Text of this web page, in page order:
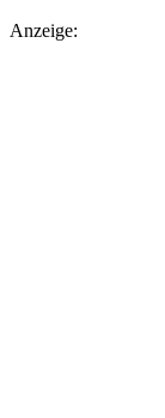
Anzeige: